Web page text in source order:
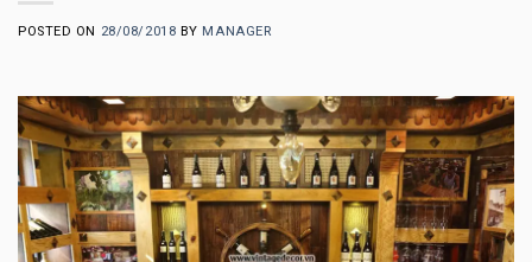
POSTED ON 28/08/2018 BY MANAGER